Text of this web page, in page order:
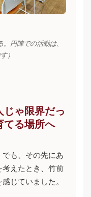
円陣での活動は、
）
じゃ限界だっ
てる場所へ
も、その先にあ
えたとき、竹前
じていました。